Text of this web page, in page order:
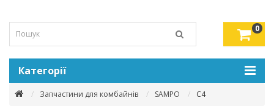
0
Категорії
Запчастини для комбайнів SAMPO C4